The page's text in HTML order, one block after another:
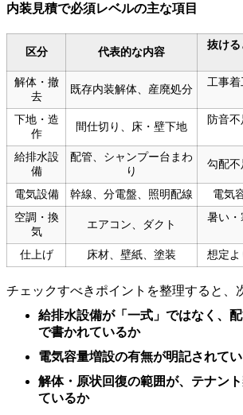
内装見積で必須レベルの主な項目
区分 代表的な内容
抜ける
解体・撤
去
既存内装解体、産廃処分
工事着
下地・造
作
間仕切り、床・壁下地
防音
給排水設
備
配管、シャンプー台まわ
り
勾配不
電気設備 幹線、分電盤、照明配線
電気
空調・換
気
エアコン、ダクト
暑い・
仕上げ
床材、壁紙、塗装 想定よ
チェックすべきポイントを整理すると、
給排水設備が「一式」ではなく、
で書かれているか
電気容量増設の有無が明記されて
解体・原状回復の範囲が、テナン
ているか